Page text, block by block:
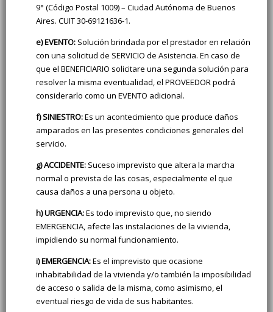
9° (Código Postal 1009) – Ciudad Autónoma de Buenos
Aires. CUIT 30-69121636-1.
e) EVENTO: Solución brindada por el prestador en relación
con una solicitud de SERVICIO de Asistencia. En caso de
que el BENEFICIARIO solicitare una segunda solución para
resolver la misma eventualidad, el PROVEEDOR podrá
considerarlo como un EVENTO adicional.
f) SINIESTRO:Es un acontecimiento que produce daños
amparados en las presentes condiciones generales del
servicio.
g) ACCIDENTE: Suceso imprevisto que altera la marcha
normal o prevista de las cosas, especialmente el que
causa daños a una persona u objeto.
h) URGENCIA:Es todo imprevisto que, no siendo
EMERGENCIA, afecte las instalaciones de la vivienda,
impidiendo su normal funcionamiento.
i) EMERGENCIA:Es el imprevisto que ocasione
inhabitabilidad de la vivienda y/o también la imposibilidad
de acceso o salida de la misma, como asimismo, el
eventual riesgo de vida de sus habitantes.